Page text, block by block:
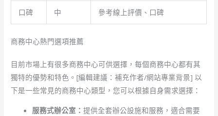
口碑 中 參考線上評價、口碑
商務中心熱門選項推薦
目前市場上有很多商務中心可供選擇，每個商務中心都有其
獨特的優勢和特色。[編輯建議：補充作者/網站專業背景] 以
下是一些常見的商務中心類型，您可以根據自身需求選擇：
服務式辦公室：提供全套辦公設施和服務，適合需要